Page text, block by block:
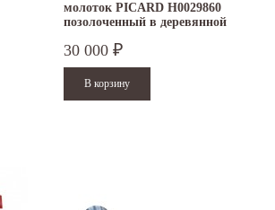
молоток PICARD H0029860
позолоченный в деревянной
30 000 ₽